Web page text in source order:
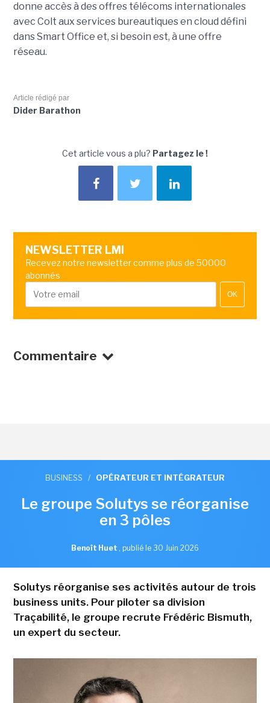
donne accès à des offres télécoms internationales
avec Colt aux services bureautiques en cloud défini
dans Smart Office et, si besoin est, à une offre
réseau.
Article rédigé par
Dider Barathon
Cet article vous a plu? Partagez le !
NEWSLETTER LMI
Recevez notre newsletter comme plus de 50000
abonnés
OK
Commentaire
BUSINESS / OPÉRATEUR ET INTÉGRATEUR
Le groupe Solutys se réorganise
en 3 pôles
Benoît Huet , publié le 30 Juin 2026
Solutys réorganise ses activités autour de trois
business units. Pour piloter sa division
Traçabilité, le groupe recrute Frédéric Bismuth,
un expert du secteur.